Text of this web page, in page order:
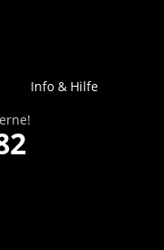
Info & Hilfe